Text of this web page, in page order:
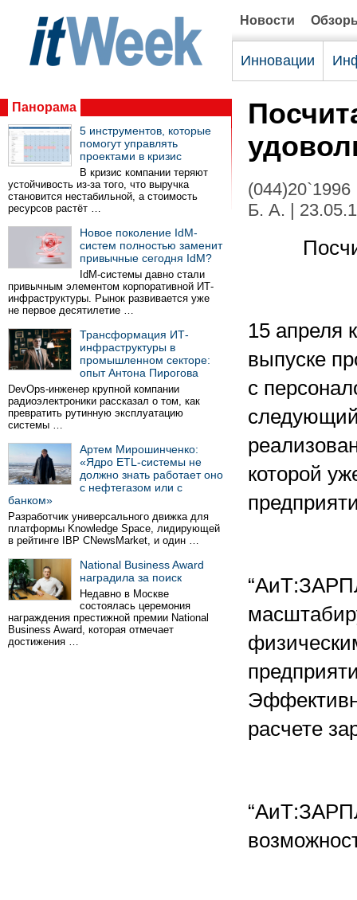
Новости
Инновации
Панорама
5 инструментов, которые
помогут управлять
проектами в кризис
В кризис компании теряют
устойчивость из-за того, что выручка
становится нестабильной, а стоимость
ресурсов растёт …
Новое поколение IdM-
систем полностью заменит
привычные сегодня IdM?
IdM-системы давно стали
привычным элементом корпоративной ИТ-
инфраструктуры. Рынок развивается уже
не первое десятилетие …
Трансформация ИТ-
инфраструктуры в
промышленном секторе:
опыт Антона Пирогова
DevOps-инженер крупной компании
радиоэлектроники рассказал о том, как
превратить рутинную эксплуатацию
системы …
Артем Мирошинченко:
«Ядро ETL-системы не
должно знать работает оно
с нефтегазом или с
банком»
Разработчик универсального движка для
платформы Knowledge Space, лидирующей
в рейтинге IBP CNewsMarket, и один …
National Business Award
наградила за поиск
Недавно в Москве
состоялась церемония
награждения престижной премии National
Business Award, которая отмечает
достижения …
(044)20`1996
Б. А. |
15 апреля
выпуске
с
которой
расчете